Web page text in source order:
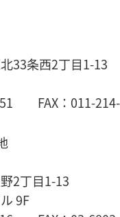
33条西2丁目1-13
FAX：011-
2丁目1-13
9F